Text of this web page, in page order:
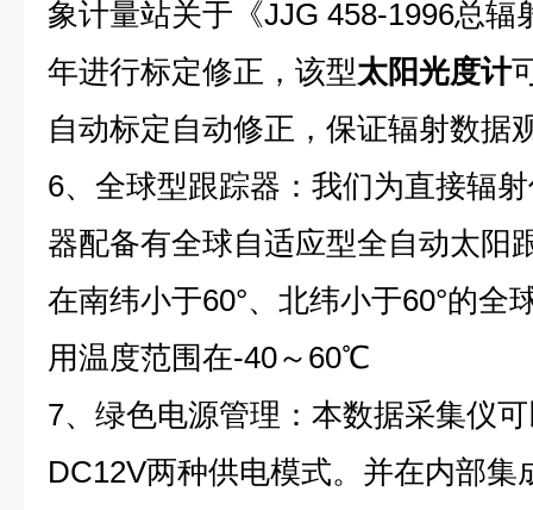
象计量站关于《JJG 458-1996总辐
年进行标定修正，该型太阳光度计
自动标定自动修正，保证辐射数据
6、全球型跟踪器：我们为直接辐
器配备有全球自适应型全自动太阳
在南纬小于60°、北纬小于60°的全
用温度范围在-40～60℃
7、绿色电源管理：本数据采集仪
DC12V两种供电模式。并在内部集